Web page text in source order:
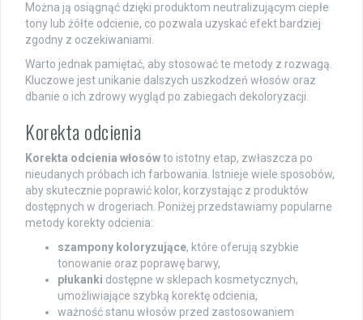
Można ją osiągnąć dzięki produktom neutralizującym ciepłe
tony lub żółte odcienie, co pozwala uzyskać efekt bardziej
zgodny z oczekiwaniami.
Warto jednak pamiętać, aby stosować te metody z rozwagą.
Kluczowe jest unikanie dalszych uszkodzeń włosów oraz
dbanie o ich zdrowy wygląd po zabiegach dekoloryzacji.
Korekta odcienia
Korekta odcienia włosówto istotny etap, zwłaszcza po
nieudanych próbach ich farbowania. Istnieje wiele sposobów,
aby skutecznie poprawić kolor, korzystając z produktów
dostępnych w drogeriach. Poniżej przedstawiamy popularne
metody korekty odcienia:
szampony koloryzujące, które oferują szybkie
tonowanie oraz poprawę barwy,
płukanki dostępne w sklepach kosmetycznych,
umożliwiające szybką korektę odcienia,
ważność stanu włosów przed zastosowaniem